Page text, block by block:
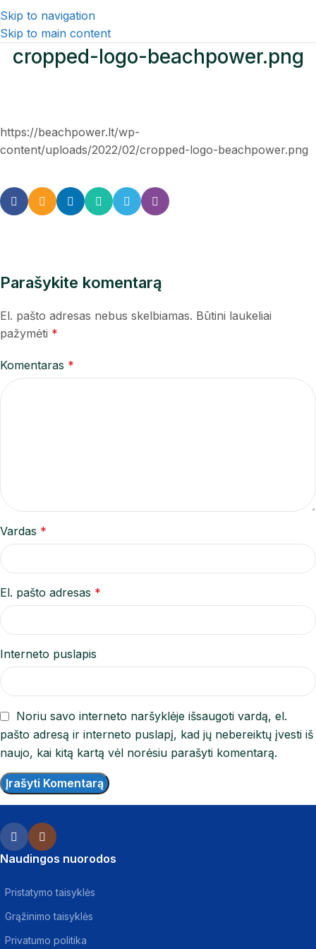
Skip to navigation
Skip to main content
cropped-logo-beachpower.png
https://beachpower.lt/wp-
content/uploads/2022/02/cropped-logo-beachpower.png
Parašykite komentarą
El. pašto adresas nebus skelbiamas. Būtini laukeliai
pažymėti *
Komentaras *
Vardas *
El. pašto adresas *
Interneto puslapis
Noriu savo interneto naršyklėje išsaugoti vardą, el.
pašto adresą ir interneto puslapį, kad jų nebereiktų įvesti iš
naujo, kai kitą kartą vėl norėsiu parašyti komentarą.
Naudingos nuorodos
Pristatymo taisyklės
Grąžinimo taisyklės
Privatumo politika